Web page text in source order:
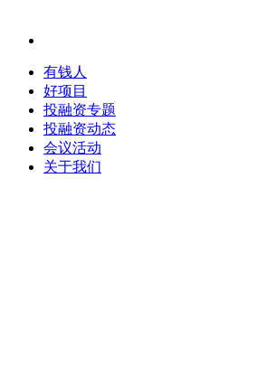
有钱人
好项目
投融资专题
投融资动态
会议活动
关于我们